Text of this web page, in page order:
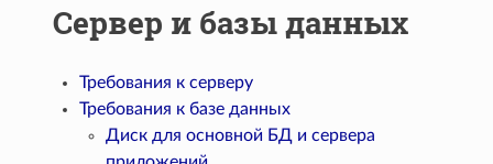
Сервер и базы данных
Требования к серверу
Требования к базе данных
Диск для основной БД и сервера